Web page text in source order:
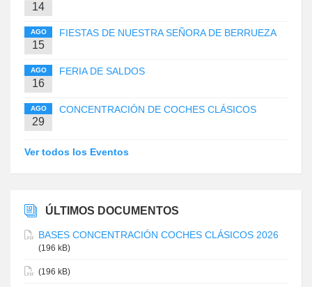
14
AGO
15
FIESTAS DE NUESTRA SEÑORA DE BERRUEZA
AGO
16
FERIA DE SALDOS
AGO
29
CONCENTRACIÓN DE COCHES CLÁSICOS
Ver todos los Eventos
ÚLTIMOS DOCUMENTOS
BASES CONCENTRACIÓN COCHES CLÁSICOS 2026
(196 kB)
(196 kB)